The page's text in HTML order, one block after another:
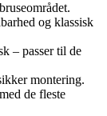
og klassisk
– passer til de
montering.
de fleste